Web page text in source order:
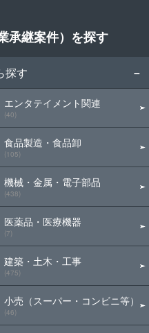
承継案件）を探す
探す
エンタテイメント関連
(40)
食品製造・食品卸
(105)
機械・金属・電子部品
(438)
医薬品・医療機器
(7)
建築・土木・工事
(475)
小売（スーパー・コンビニ等）
(46)